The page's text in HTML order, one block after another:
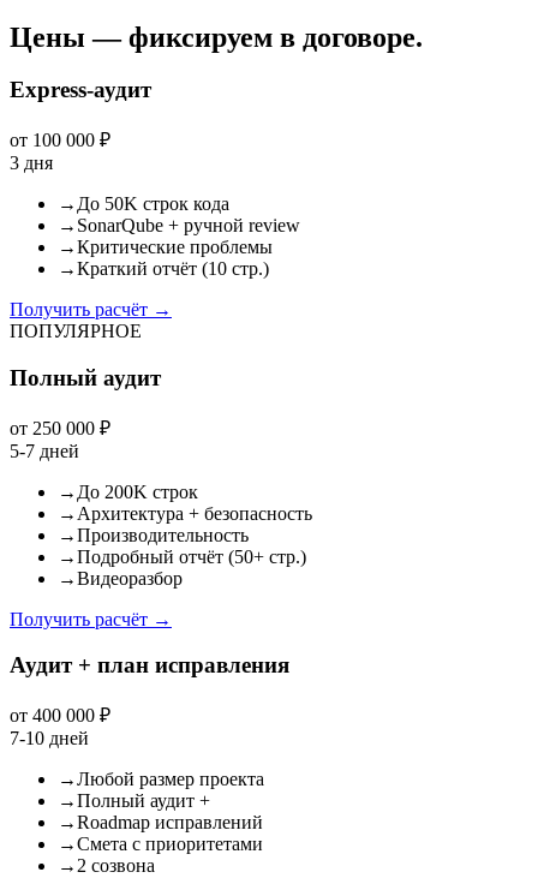
Цены — фиксируем в договоре.
Express-аудит
от 100 000 ₽
3 дня
→ До 50K строк кода
→ SonarQube + ручной review
→Критические проблемы
→Краткий отчёт (10 стр.)
Получить расчёт →
ПОПУЛЯРНОЕ
Полный аудит
от 250 000 ₽
5-7 дней
→ До 200K строк
→ Архитектура + безопасность
→Производительность
→Подробный отчёт (50+ стр.)
→Видеоразбор
Получить расчёт →
Аудит + план исправления
от 400 000 ₽
7-10 дней
→Любой размер проекта
→Полный аудит +
→Roadmap исправлений
→Смета с приоритетами
→ 2 созвона